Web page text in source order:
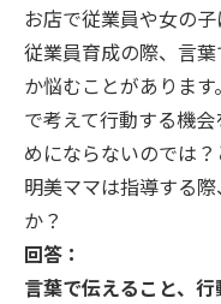
お店で従業員や女の子
従業員育成の際、言
か悩むことがありま
で考えて行動する機
めにならないのでは？
明美ママは指導する
か？
回答：
言葉で伝えること、